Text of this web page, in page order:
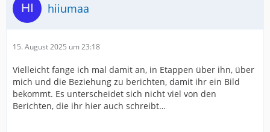
hiiumaa
15. August 2025 um 23:18
Vielleicht fange ich mal damit an, in Etappen über ihn, über
mich und die Beziehung zu berichten, damit ihr ein Bild
bekommt. Es unterscheidet sich nicht viel von den
Berichten, die ihr hier auch schreibt…